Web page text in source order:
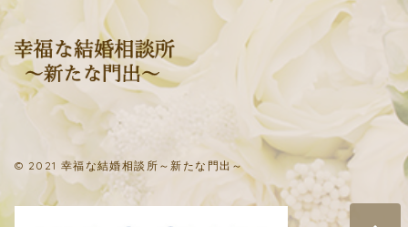
© 2021 幸福な結婚相談所～新たな門出～